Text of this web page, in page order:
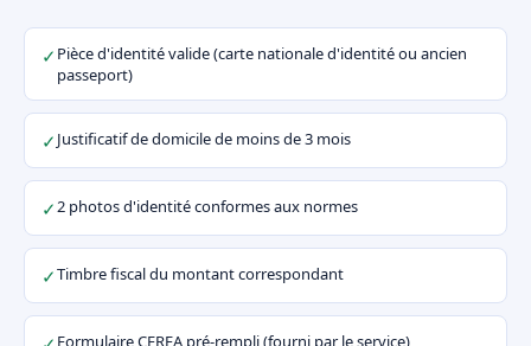
✓ Pièce d'identité valide (carte nationale d'identité ou ancien
passeport)
✓Justificatif de domicile de moins de 3 mois
✓2 photos d'identité conformes aux normes
✓Timbre fiscal du montant correspondant
Formulaire CERFA pré-rempli (fourni par le service)